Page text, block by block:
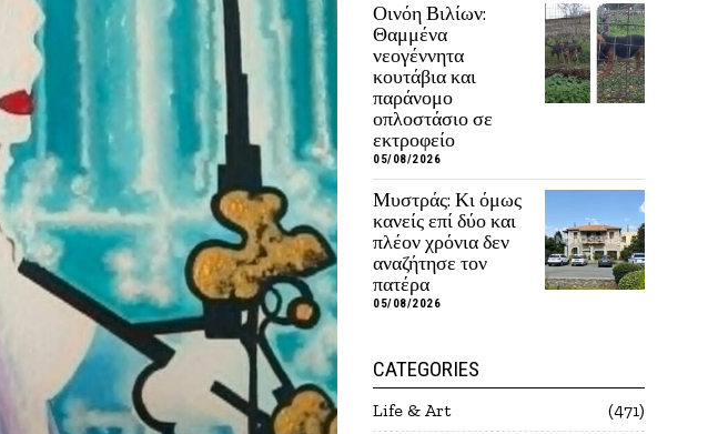
Οινόη Βιλίων:
Θαμμένα
νεογέννητα
κουτάβια και
παράνομο
οπλοστάσιο σε
εκτροφείο
05/08/2026
Μυστράς: Κι όμως
κανείς επί δύο και
πλέον χρόνια δεν
αναζήτησε τον
πατέρα
05/08/2026
CATEGORIES
Life & Art
471